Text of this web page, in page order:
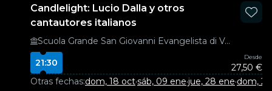
Candlelight: Lucio Dalla y otros
cantautores italianos
Scuola Grande San Giovanni Evangelista di Venezia
21:30
Desde
27,50 €
Otras fechas:dom, 18 oct·sáb, 09 ene·jue, 28 ene·dom,